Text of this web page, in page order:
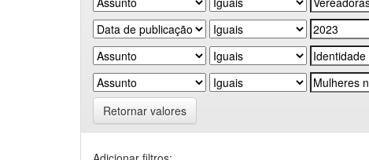
Retornar valores